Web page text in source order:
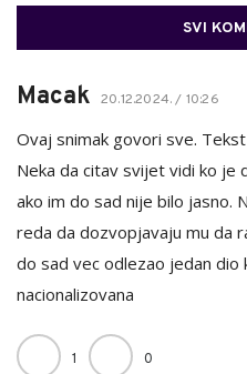
SVI
Macak 20.12.2024. / 10:26
Ovaj snimak govori sve.
Neka da citav svijet vidi ko je
ako im do sad nije bilo jasno.
reda da dozvopjavaju mu da
do sad vec odlezao jedan dio
nacionalizovana
1 0